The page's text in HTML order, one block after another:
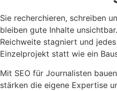
Sie recherchieren, schreiben
bleiben gute Inhalte
Reichweite stagniert und
Einzelprojekt statt wie ein
Mit SEO für Journalisten
stärken die eigene Expertise